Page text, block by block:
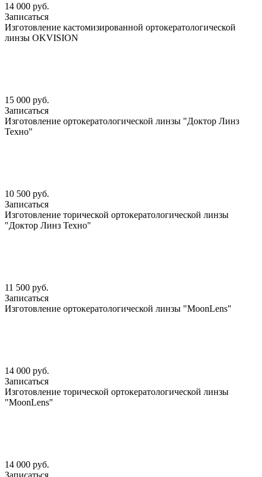
14 000 руб.
Записаться
Изготовление кастомизированной ортокератологической
линзы OKVISION
15 000 руб.
Записаться
Изготовление ортокератологической линзы "Доктор Линз
Техно"
10 500 руб.
Записаться
Изготовление торической ортокератологической линзы
"Доктор Линз Техно"
11 500 руб.
Записаться
Изготовление ортокератологической линзы "MoonLens"
14 000 руб.
Записаться
Изготовление торической ортокератологической линзы
"MoonLens"
14 000 руб.
Записаться